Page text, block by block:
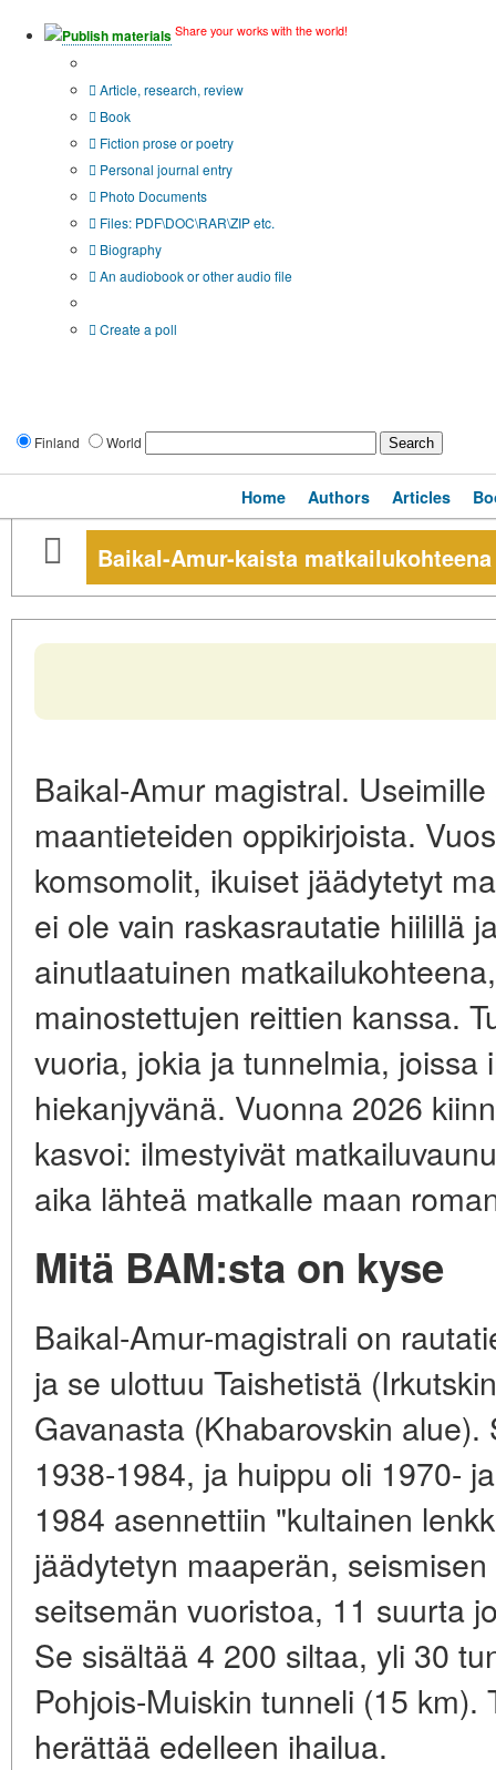
Publish materials Share your works with the world!
Article, research, review
Book
Fiction prose or poetry
Personal journal entry
Photo Documents
Files: PDF\DOC\RAR\ZIP etc.
Biography
An audiobook or other audio file
Create a poll
Finland World
Home Authors Articles
Baikal-Amur-kaista matkailukohteena
Baikal-Amur magistral.
maantieteiden oppikirjoista.
komsomolit, ikuiset jäädytetyt
ei ole vain raskasrautatie hiilillä
ainutlaatuinen
mainostettujen reittien kanssa.
vuoria, jokia ja tunnelmia, joissa
hiekanjyvänä. Vuonna 2026
kasvoi: ilmestyivät
aika lähteä matkalle maan
Mitä BAM:sta on kyse
Baikal-Amur-magistrali on
ja se ulottuu Taishetistä
Gavanasta (Khabarovskin
1938-1984, ja huippu oli 1970-
1984 asennettiin "kultainen
jäädytetyn maaperän,
seitsemän vuoristoa, 11 suurta
Se sisältää 4 200 siltaa, yli 30
Pohjois-Muiskin tunneli (15
herättää edelleen ihailua.